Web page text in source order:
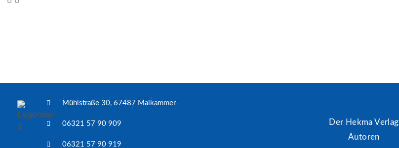
Mühlstraße 30, 67487 Maikammer
06321 57 90 909
06321 57 90 919
Der Hekma Verlag
Autoren